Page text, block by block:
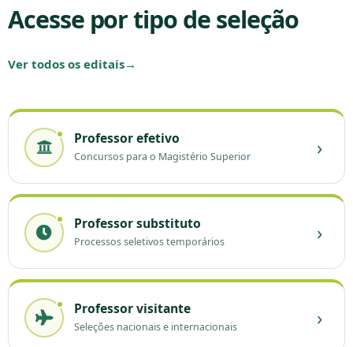
Acesse por tipo de seleção
Ver todos os editais→
Professor efetivo
Concursos para o Magistério Superior ›
Professor substituto
Processos seletivos temporários ›
Professor visitante
Seleções nacionais e internacionais ›